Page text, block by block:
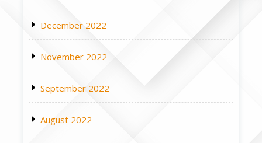
December 2022
November 2022
September 2022
August 2022